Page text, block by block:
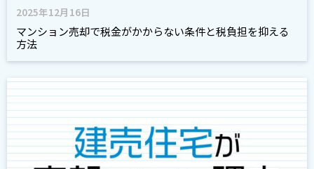
2025年12月16日
マンション売却で税金がかからない条件と税負担を抑える
方法